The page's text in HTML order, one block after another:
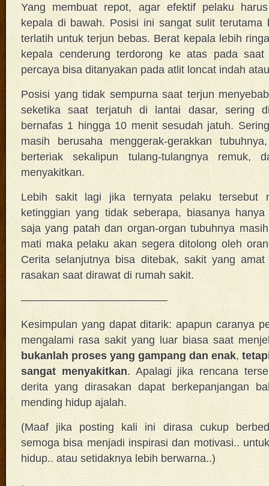
Yang membuat repot, agar efektif pelaku
kepala di bawah. Posisi ini sangat sulit terutama
terlatih untuk terjun bebas. Berat kepala lebih
kepala cenderung terdorong ke atas pada
percaya bisa ditanyakan pada atlit loncat indah
Posisi yang tidak sempurna saat terjun
seketika saat terjatuh di lantai dasar, sering
bernafas 1 hingga 10 menit sesudah jatuh.
masih berusaha menggerak-gerakkan
berteriak sekalipun tulang-tulangnya remuk,
menyakitkan.
Lebih sakit lagi jika ternyata pelaku tersebut
ketinggian yang tidak seberapa, biasanya
saja yang patah dan organ-organ tubuhnya
mati maka pelaku akan segera ditolong oleh
Cerita selanjutnya bisa ditebak, sakit yang
rasakan saat dirawat di rumah sakit.
—————————————–
Kesimpulan yang dapat ditarik: apapun caranya
mengalami rasa sakit yang luar biasa saat
bukanlah proses yang gampang dan enak,
sangat menyakitkan. Apalagi jika rencana
derita yang dirasakan dapat berkepanjangan
mending hidup ajalah.
(Maaf jika posting kali ini dirasa cukup
semoga bisa menjadi inspirasi dan motivasi..
hidup.. atau setidaknya lebih berwarna..)
.